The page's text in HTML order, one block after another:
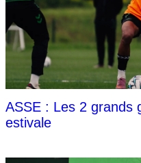
ASSE : Les 2 grands
estivale